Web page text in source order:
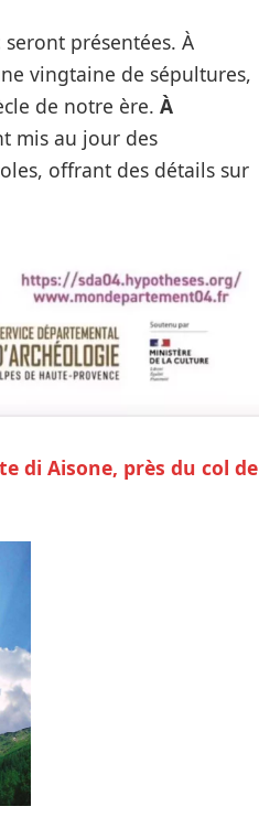
seront présentées. À
vingtaine de sépultures,
de notre ère. À
mis au jour des
offrant des détails sur
di Aisone, près du col de